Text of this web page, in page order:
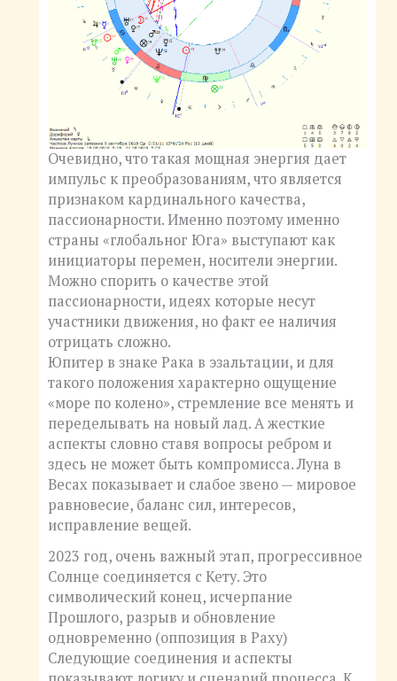
Очевидно, что такая мощная энергия дает
импульс к преобразованиям, что является
признаком кардинального качества,
пассионарности. Именно поэтому именно
страны «глобальног Юга» выступают как
инициаторы перемен, носители энергии.
Можно спорить о качестве этой
пассионарности, идеях которые несут
участники движения, но факт ее наличия
отрицать сложно.
Юпитер в знаке Рака в эзальтации, и для
такого положения характерно ощущение
«море по колено», стремление все менять и
переделывать на новый лад. А жесткие
аспекты словно ставя вопросы ребром и
здесь не может быть компромисса. Луна в
Весах показывает и слабое звено — мировое
равновесие, баланс сил, интересов,
исправление вещей.
2023 год, очень важный этап, прогрессивное
Солнце соединяется с Кету. Это
символический конец, исчерпание
Прошлого, разрыв и обновление
одновременно (оппозиция в Раху)
Следующие соединения и аспекты